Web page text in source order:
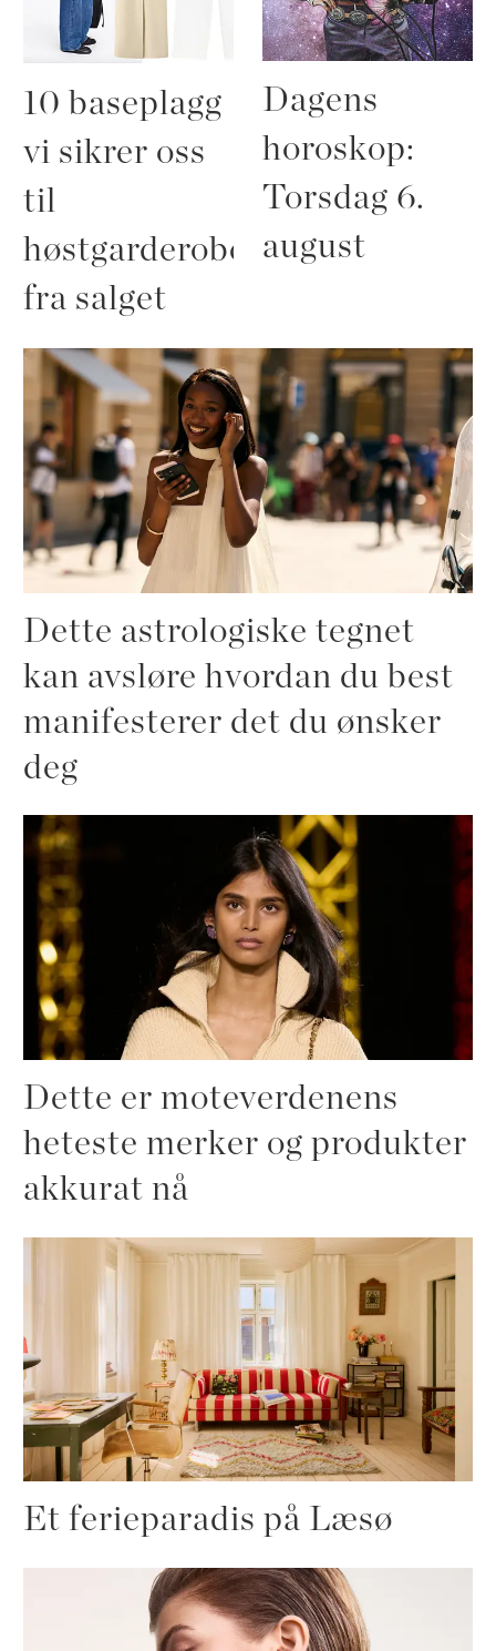
10 baseplagg
vi sikrer oss
til
høstgarderoben
fra salget
Dagens
horoskop:
Torsdag 6.
august
Dette astrologiske tegnet
kan avsløre hvordan du best
manifesterer det du ønsker
deg
Dette er moteverdenens
heteste merker og produkter
akkurat nå
Et ferieparadis på Læsø